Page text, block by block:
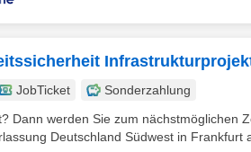
JobTicket
Sonderzahlung
Dann werden Sie zum nächstmöglichen
Deutschland Südwest in Frankfurt